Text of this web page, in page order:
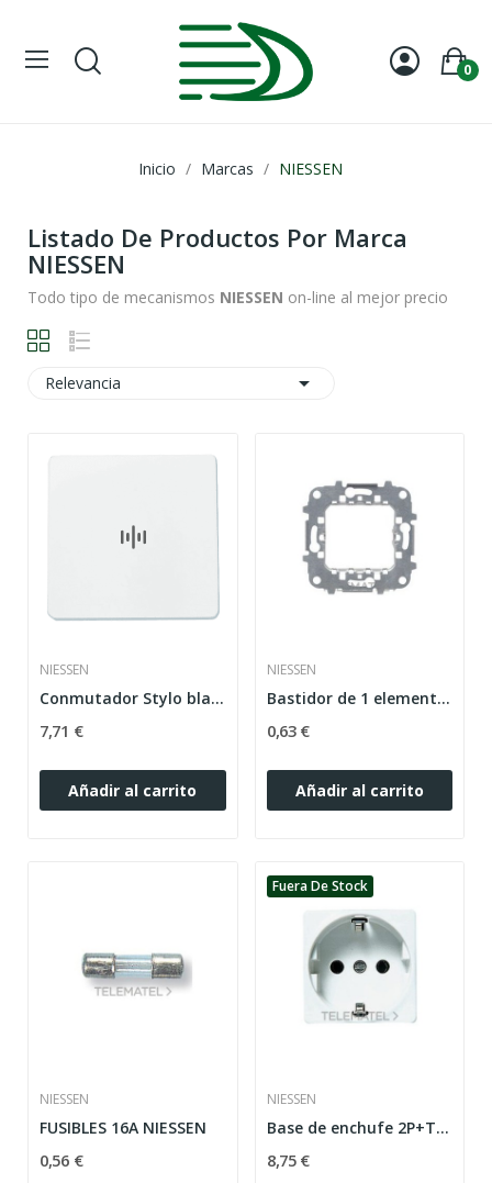
0
Inicio Marcas NIESSEN
Listado De Productos Por Marca
NIESSEN
Todo tipo de mecanismos NIESSEN on-line al mejor precio
Relevancia 
NIESSEN
Conmutador Stylo blanco alpino Niessen
7,71 €
Añadir al carrito
NIESSEN
Bastidor de 1 elemento 2 módulos Zenit plata
0,63 €
Añadir al carrito
NIESSEN
FUSIBLES 16A NIESSEN
0,56 €
Fuera De Stock
NIESSEN
Base de enchufe 2P+T lateral Schuko Stylo...
8,75 €